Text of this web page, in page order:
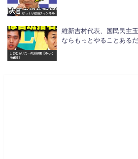
ゆっくり政治チャンネル
しまむらいだーのお部屋【ゆっく
り解説】
維新吉村代表、国民民主
ならもっとやることある